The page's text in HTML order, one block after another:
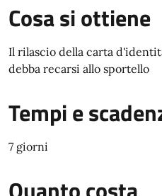
Cosa si ottiene
Il rilascio della carta
debba recarsi allo sportello
Tempi e
7 giorni